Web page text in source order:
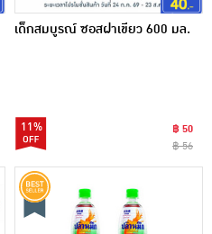
เด็กสมบูรณ์ ซอสฝาเขียว 600 มล.
11%
฿ 50
฿ 56